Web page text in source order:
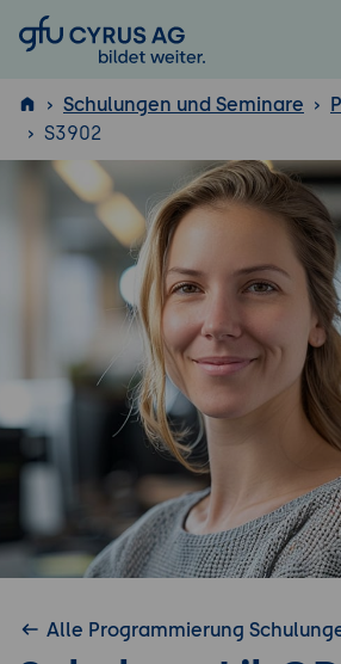
GFU Cyrus AG
ISTQB
Schulungen und Seminare
S3902
Alle Programmierung